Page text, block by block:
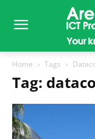
Home Tags
Tag: